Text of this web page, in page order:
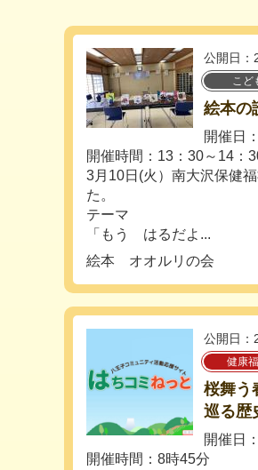
公開日：
こど
絵本の
開催日
開催時間：13：30～14：
3月10日(火）南大沢保健
た。
テーマ
「もう はるだよ...
絵本 オオルリの会
公開日：
健康
桜舞う
巡る歴
開催日
開催時間：8時45分